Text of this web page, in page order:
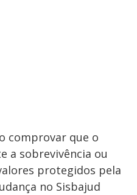
comprovar que o
a sobrevivência ou
protegidos pela
no Sisbajud